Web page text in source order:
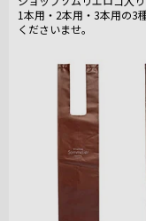
1本用・2本用・3本用の3
くださいませ。